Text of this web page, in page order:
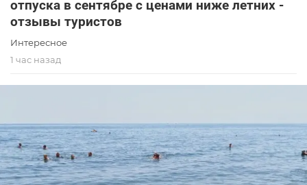
отпуска в сентябре с ценами ниже летних -
отзывы туристов
Интересное
1 час назад